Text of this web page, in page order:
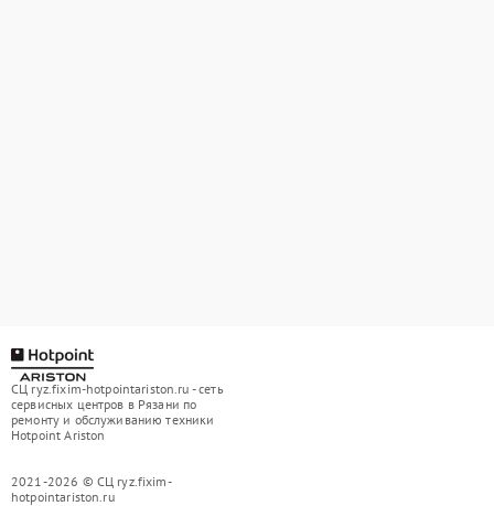
СЦ ryz.fixim-hotpointariston.ru - сеть
сервисных центров в Рязани по
ремонту и обслуживанию техники
Hotpoint Ariston
2021-2026 © СЦ ryz.fixim-
hotpointariston.ru